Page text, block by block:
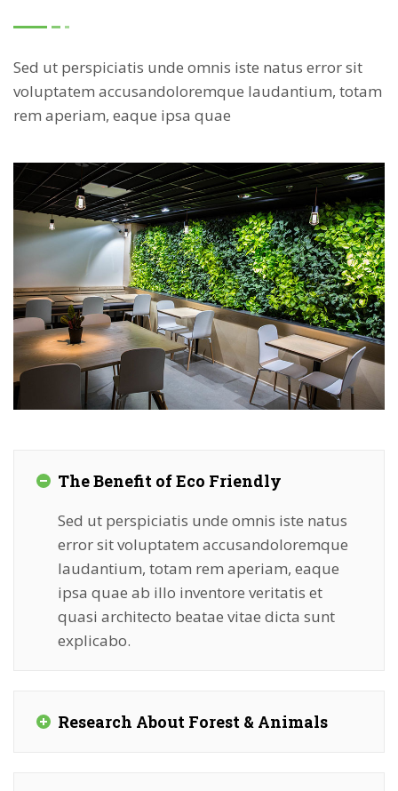
Sed ut perspiciatis unde omnis iste natus error sit
voluptatem accusandoloremque laudantium, totam
rem aperiam, eaque ipsa quae
The Benefit of Eco Friendly
Sed ut perspiciatis unde omnis iste natus
error sit voluptatem accusandoloremque
laudantium, totam rem aperiam, eaque
ipsa quae ab illo inventore veritatis et
quasi architecto beatae vitae dicta sunt
explicabo.
Research About Forest & Animals